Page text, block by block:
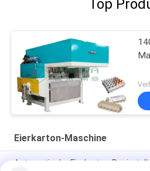
Top
Eierkarton-Maschine
Automatische Eierkarton-